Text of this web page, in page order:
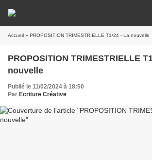
Accueil » PROPOSITION TRIMESTRIELLE T1/24 - La nouvelle
PROPOSITION TRIMESTRIELLE
nouvelle
Publié le 11/02/2024 à 18:50
Par Ecriture Créative